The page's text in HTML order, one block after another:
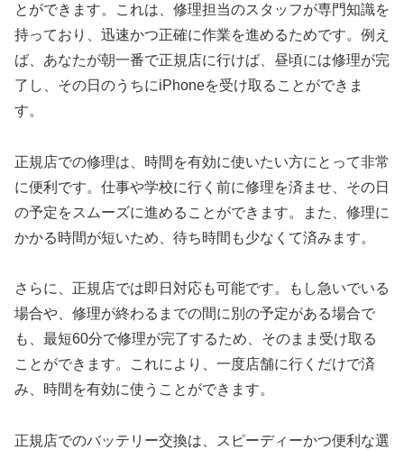
とができます。これは、修理担当のスタッフが専門知識を
持っており、迅速かつ正確に作業を進めるためです。例え
ば、あなたが朝一番で正規店に行けば、昼頃には修理が完
了し、その日のうちにiPhoneを受け取ることができま
す。
正規店での修理は、時間を有効に使いたい方にとって非常
に便利です。仕事や学校に行く前に修理を済ませ、その日
の予定をスムーズに進めることができます。また、修理に
かかる時間が短いため、待ち時間も少なくて済みます。
さらに、正規店では即日対応も可能です。もし急いでいる
場合や、修理が終わるまでの間に別の予定がある場合で
も、最短60分で修理が完了するため、そのまま受け取る
ことができます。これにより、一度店舗に行くだけで済
み、時間を有効に使うことができます。
正規店でのバッテリー交換は、スピーディーかつ便利な選